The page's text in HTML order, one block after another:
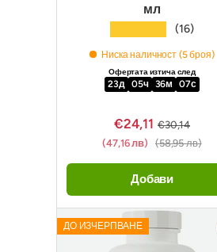
мл
(16)
Ниска наличност (5 броя)
Офертата изтича след
23д 05ч 36м 06с
€24,11 €30,14
(47,16 лв) (58,95 лв)
Добави
ДО ИЗЧЕРПВАНЕ